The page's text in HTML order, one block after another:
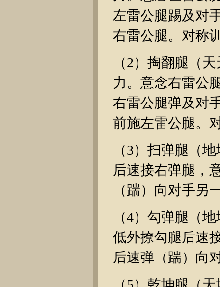
左雷公腿踢及对
右雷公腿。对称
（2）掏翻腿（
力。意念右雷公
右雷公腿弹及对
前施左雷公腿。
（3）扫弹腿（
后速接右弹腿，
（踹）向对手另
（4）勾弹腿（
低外撩勾腿后速
后速弹（踹）向